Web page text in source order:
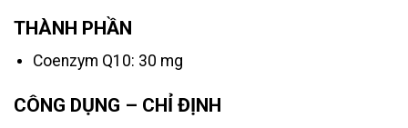
THÀNH PHẦN
Coenzym Q10: 30 mg
CÔNG DỤNG – CHỈ ĐỊNH